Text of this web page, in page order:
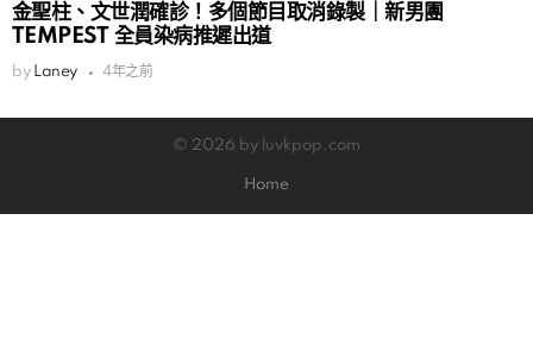
金聖柱、文世潤確診！多個節目取消錄製｜新男團
TEMPEST 全員染病推遲出道
by Laney 4年之前
© 2026 by luvkpop.com
Home